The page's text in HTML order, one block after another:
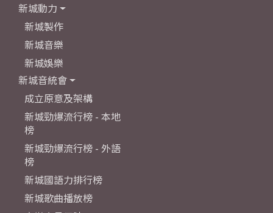
新城動力
新城製作
新城音樂
新城娛樂
新城音統會
成立原意及架構
新城勁爆流行榜 - 本地
榜
新城勁爆流行榜 - 外語
榜
新城國語力排行榜
新城歌曲播放榜